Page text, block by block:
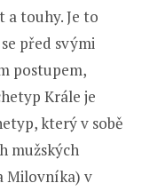
a touhy. Je to
před svými
postupem,
Krále je
který v sobě
mužských
Milovníka) v